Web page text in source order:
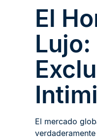
El
Lujo:
El mercado